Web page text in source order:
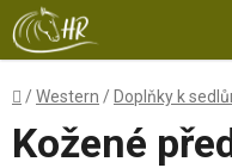
Přejít
na
obsah
Domů
/Western / Doplňky k
Kožené